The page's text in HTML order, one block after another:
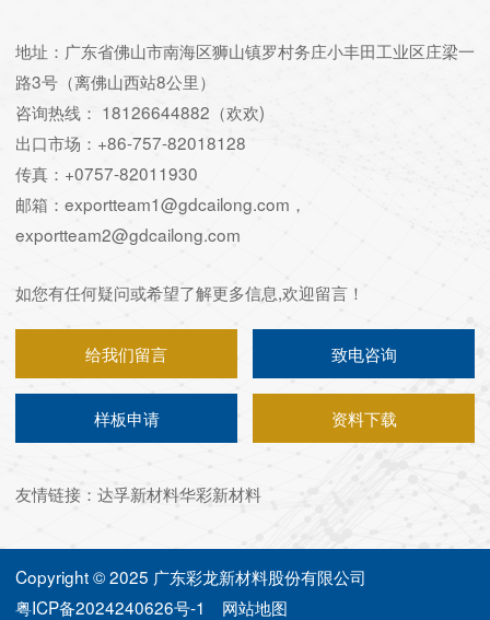
地址：广东省佛山市南海区狮山镇罗村务庄小丰田工业区庄梁一
路3号（离佛山西站8公里）
咨询热线： 18126644882（欢欢)
出口市场：+86-757-82018128
传真：+0757-82011930
邮箱：exportteam1@gdcailong.com，
exportteam2@gdcailong.com
如您有任何疑问或希望了解更多信息,欢迎留言！
给我们留言 致电咨询
样板申请 资料下载
友情链接： 达孚新材料华彩新材料
Copyright © 2025 广东彩龙新材料股份有限公司
粤ICP备2024240626号-1
网站地图